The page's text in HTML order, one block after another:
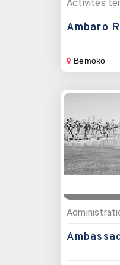
Ambaro
Bemoko